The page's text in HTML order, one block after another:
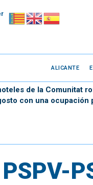
ALICANTE
de la Comunitat
con una ocupación
PSPV-